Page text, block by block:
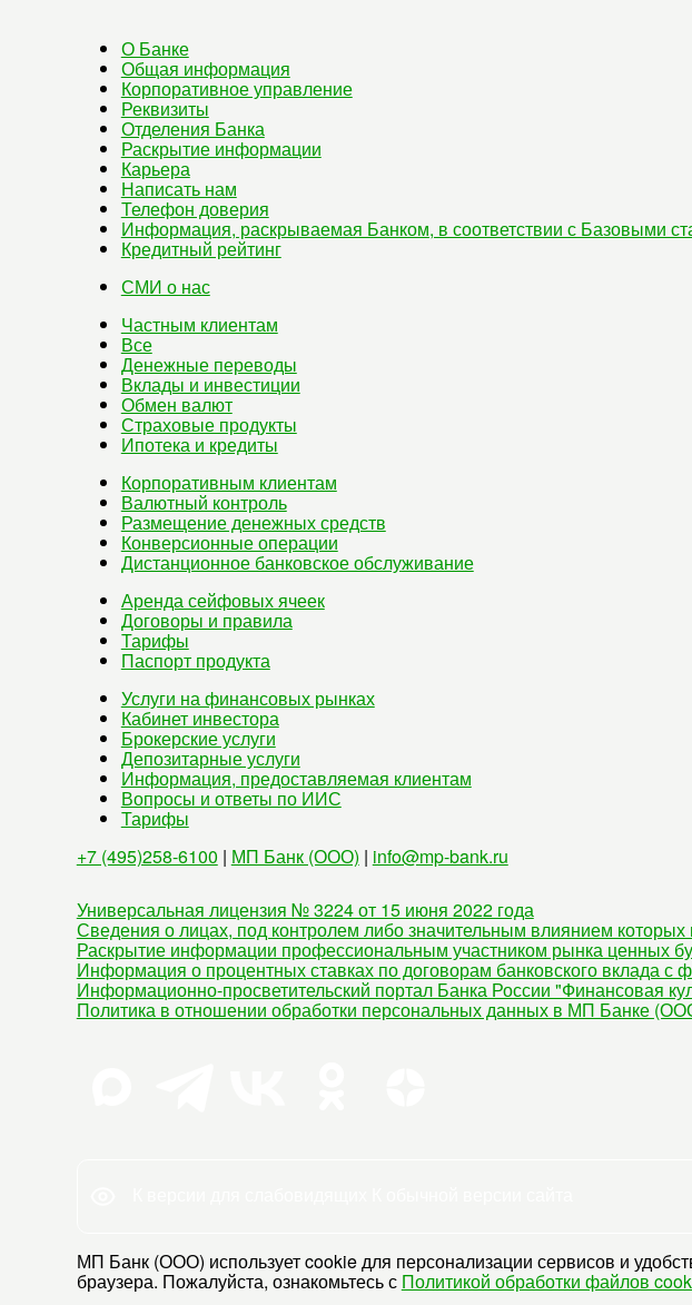
О Банке
Общая информация
Корпоративное управление
Реквизиты
Отделения Банка
Раскрытие информации
Карьера
Написать нам
Телефон доверия
Информация, раскрываемая Банком, в соответствии с Базовыми
Кредитный рейтинг
СМИ о нас
Частным клиентам
Все
Денежные переводы
Вклады и инвестиции
Обмен валют
Страховые продукты
Ипотека и кредиты
Корпоративным клиентам
Валютный контроль
Размещение денежных средств
Конверсионные операции
Дистанционное банковское обслуживание
Аренда сейфовых ячеек
Договоры и правила
Тарифы
Паспорт продукта
Услуги на финансовых рынках
Кабинет инвестора
Брокерские услуги
Депозитарные услуги
Информация, предоставляемая клиентам
Вопросы и ответы по ИИС
Тарифы
+7 (495)258-6100 | МП Банк (ООО) | info@mp-bank.ru
Универсальная лицензия № 3224 от 15 июня 2022 года
Сведения о лицах, под контролем либо значительным влиянием которых
Раскрытие информации профессиональным участником рынка ценных
Информация о процентных ставках по договорам банковского вклада с
Информационно-просветительский портал Банка России "Финансовая
Политика в отношении обработки персональных данных в МП Банке
МП Банк (ООО) использует cookie для персонализации сервисов и
браузера. Пожалуйста, ознакомьтесь с Политикой обработки файлов